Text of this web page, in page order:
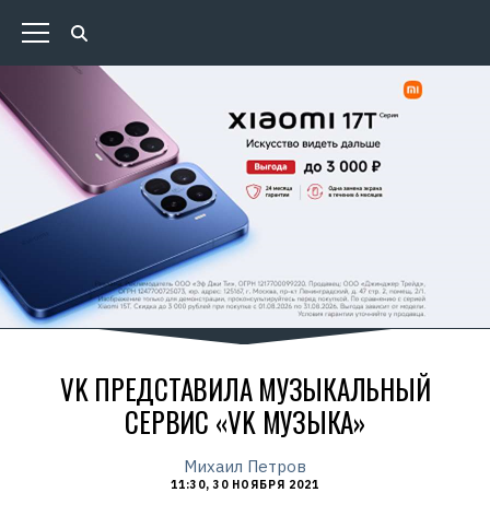
VK ПРЕДСТАВИЛА МУЗЫКАЛЬНЫЙ
СЕРВИС «VK МУЗЫКА»
Михаил Петров
11:30, 30 НОЯБРЯ 2021